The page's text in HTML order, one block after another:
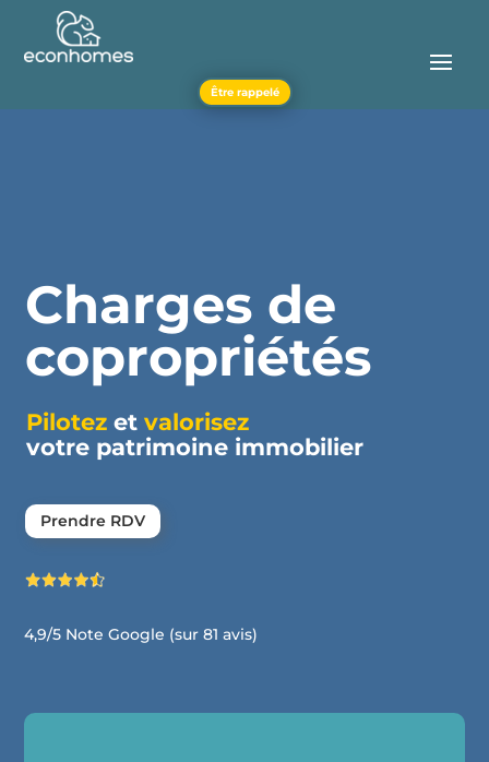
Être rappelé
Charges de
copropriétés
Pilotez etvalorisez
votre patrimoine immobilier
Prendre RDV
4,9/5 Note Google (sur 81 avis)